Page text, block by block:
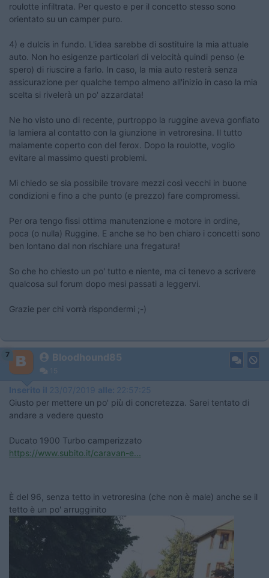
roulotte infiltrata. Per questo e per il concetto stesso sono
orientato su un camper puro.
4) e dulcis in fundo. L'idea sarebbe di sostituire la mia attuale
auto. Non ho esigenze particolari di velocità quindi penso (e
spero) di riuscire a farlo. In caso, la mia auto resterà senza
assicurazione per qualche tempo almeno all'inizio in caso la mia
scelta si rivelerà un po' azzardata!
Ne ho visto uno di recente, purtroppo la ruggine aveva gonfiato
la lamiera al contatto con la giunzione in vetroresina. Il tutto
malamente coperto con del ferox. Dopo la roulotte, voglio
evitare al massimo questi problemi.
Mi chiedo se sia possibile trovare mezzi così vecchi in buone
condizioni e fino a che punto (e prezzo) fare compromessi.
Per ora tengo fissi ottima manutenzione e motore in ordine,
poca (o nulla) Ruggine. E anche se ho ben chiaro i concetti sono
ben lontano dal non rischiare una fregatura!
So che ho chiesto un po' tutto e niente, ma ci tenevo a scrivere
qualcosa sul forum dopo mesi passati a leggervi.
Grazie per chi vorrà rispondermi ;-)
7 Bloodhound85
15
Inserito il 23/07/2019 alle: 22:57:25
Giusto per mettere un po' più di concretezza. Sarei tentato di
andare a vedere questo
Ducato 1900 Turbo camperizzato
https://www.subito.it/caravan-e...
È del 96, senza tetto in vetroresina (che non è male) anche se il
tetto è un po' arrugginito